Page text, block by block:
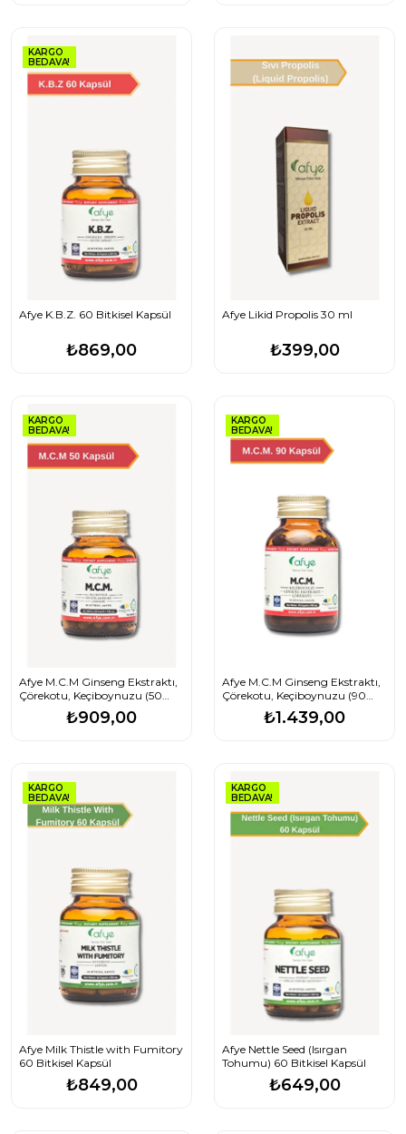
KARGO
BEDAVA!
Afye K.B.Z. 60 Bitkisel Kapsül
₺869,00
Afye Likid Propolis 30 ml
₺399,00
KARGO
BEDAVA!
Afye M.C.M Ginseng Ekstraktı,
Çörekotu, Keçiboynuzu (50
Bitkisel Kapsül)₺909,00
KARGO
BEDAVA!
Afye M.C.M Ginseng Ekstraktı,
Çörekotu, Keçiboynuzu (90
₺1.439,00
KARGO
BEDAVA!
Afye Milk Thistle with Fumitory
60 Bitkisel Kapsül
₺849,00
KARGO
BEDAVA!
Afye Nettle Seed (Isırgan
Tohumu) 60 Bitkisel Kapsül
₺649,00